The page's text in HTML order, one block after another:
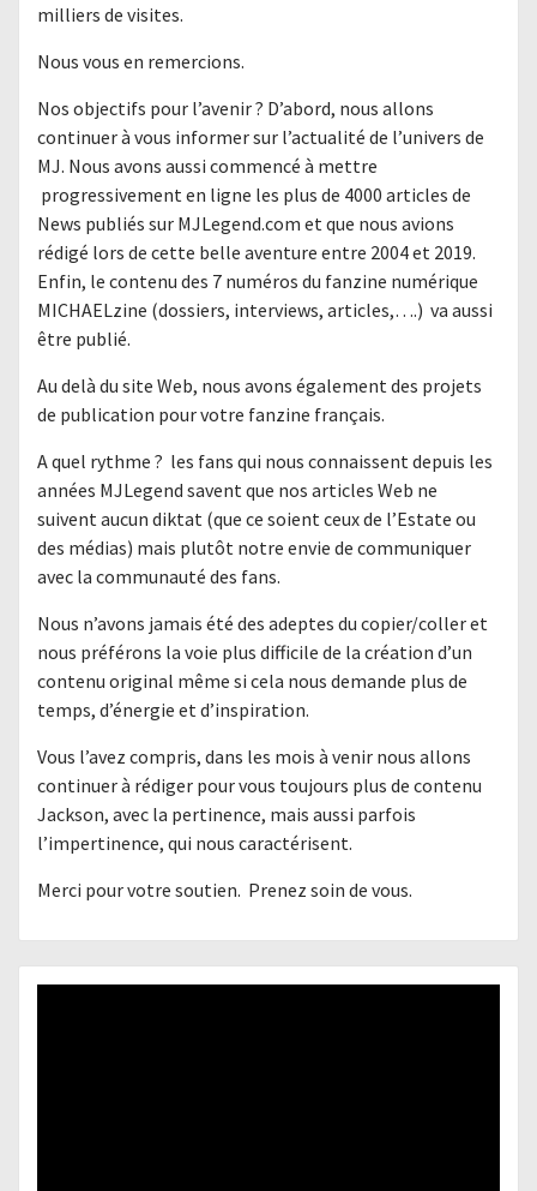
milliers de visites.
Nous vous en remercions.
Nos objectifs pour l’avenir ? D’abord, nous allons
continuer à vous informer sur l’actualité de l’univers de
MJ. Nous avons aussi commencé à mettre
progressivement en ligne les plus de 4000 articles de
News publiés sur MJLegend.com et que nous avions
rédigé lors de cette belle aventure entre 2004 et 2019.
Enfin, le contenu des 7 numéros du fanzine numérique
MICHAELzine (dossiers, interviews, articles,….) va aussi
être publié.
Au delà du site Web, nous avons également des projets
de publication pour votre fanzine français.
A quel rythme ? les fans qui nous connaissent depuis les
années MJLegend savent que nos articles Web ne
suivent aucun diktat (que ce soient ceux de l’Estate ou
des médias) mais plutôt notre envie de communiquer
avec la communauté des fans.
Nous n’avons jamais été des adeptes du copier/coller et
nous préférons la voie plus difficile de la création d’un
contenu original même si cela nous demande plus de
temps, d’énergie et d’inspiration.
Vous l’avez compris, dans les mois à venir nous allons
continuer à rédiger pour vous toujours plus de contenu
Jackson, avec la pertinence, mais aussi parfois
l’impertinence, qui nous caractérisent.
Merci pour votre soutien. Prenez soin de vous.